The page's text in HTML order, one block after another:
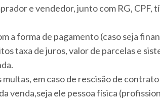
e vendedor, junto com RG, CPF,
a forma de pagamento (caso seja
taxa de juros, valor de parcelas e
em caso de rescisão de
venda,seja ele pessoa física